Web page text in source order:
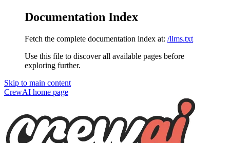
Documentation Index
Fetch the complete documentation index at: /llms.txt
Use this file to discover all available pages before
exploring further.
Skip to main content
CrewAI home page